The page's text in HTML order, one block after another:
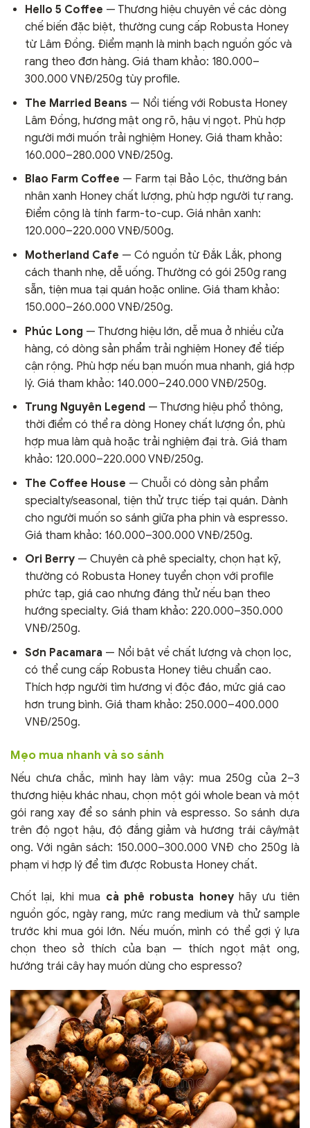
Hello 5 Coffee — Thương hiệu chuyên về các dòng
chế biến đặc biệt, thường cung cấp Robusta Honey
từ Lâm Đồng. Điểm mạnh là minh bạch nguồn gốc và
rang theo đơn hàng. Giá tham khảo: 180.000–
300.000 VNĐ/250g tùy profile.
The Married Beans — Nổi tiếng với Robusta Honey
Lâm Đồng, hương mật ong rõ, hậu vị ngọt. Phù hợp
người mới muốn trải nghiệm Honey. Giá tham khảo:
160.000–280.000 VNĐ/250g.
Blao Farm Coffee — Farm tại Bảo Lộc, thường bán
nhân xanh Honey chất lượng, phù hợp người tự rang.
Điểm cộng là tính farm-to-cup. Giá nhân xanh:
120.000–220.000 VNĐ/500g.
Motherland Cafe — Có nguồn từ Đắk Lắk, phong
cách thanh nhẹ, dễ uống. Thường có gói 250g rang
sẵn, tiện mua tại quán hoặc online. Giá tham khảo:
150.000–260.000 VNĐ/250g.
Phúc Long — Thương hiệu lớn, dễ mua ở nhiều cửa
hàng, có dòng sản phẩm trải nghiệm Honey để tiếp
cận rộng. Phù hợp nếu bạn muốn mua nhanh, giá hợp
lý. Giá tham khảo: 140.000–240.000 VNĐ/250g.
Trung Nguyên Legend — Thương hiệu phổ thông,
thời điểm có thể ra dòng Honey chất lượng ổn, phù
hợp mua làm quà hoặc trải nghiệm đại trà. Giá tham
khảo: 120.000–220.000 VNĐ/250g.
The Coffee House — Chuỗi có dòng sản phẩm
specialty/seasonal, tiện thử trực tiếp tại quán. Dành
cho người muốn so sánh giữa pha phin và espresso.
Giá tham khảo: 160.000–300.000 VNĐ/250g.
Ori Berry— Chuyên cà phê specialty, chọn hạt kỹ,
thường có Robusta Honey tuyển chọn với profile
phức tạp, giá cao nhưng đáng thử nếu bạn theo
hướng specialty. Giá tham khảo: 220.000–350.000
VNĐ/250g.
Sơn Pacamara — Nổi bật về chất lượng và chọn lọc,
có thể cung cấp Robusta Honey tiêu chuẩn cao.
Thích hợp người tìm hương vị độc đáo, mức giá cao
hơn trung bình. Giá tham khảo: 250.000–400.000
VNĐ/250g.
Mẹo mua nhanh và so sánh
Nếu chưa chắc, mình hay làm vậy: mua 250g của 2–3
thương hiệu khác nhau, chọn một gói whole bean và một
gói rang xay để so sánh phin và espresso. So sánh dựa
trên độ ngọt hậu, độ đắng giảm và hương trái cây/mật
ong. Với ngân sách: 150.000–300.000 VNĐ cho 250g là
phạm vi hợp lý để tìm được Robusta Honey chất.
Chốt lại, khi mua cà phê robusta honeyhãy ưu tiên
nguồn gốc, ngày rang, mức rang medium và thử sample
trước khi mua gói lớn. Nếu muốn, mình có thể gợi ý lựa
chọn theo sở thích của bạn — thích ngọt mật ong,
hướng trái cây hay muốn dùng cho espresso?